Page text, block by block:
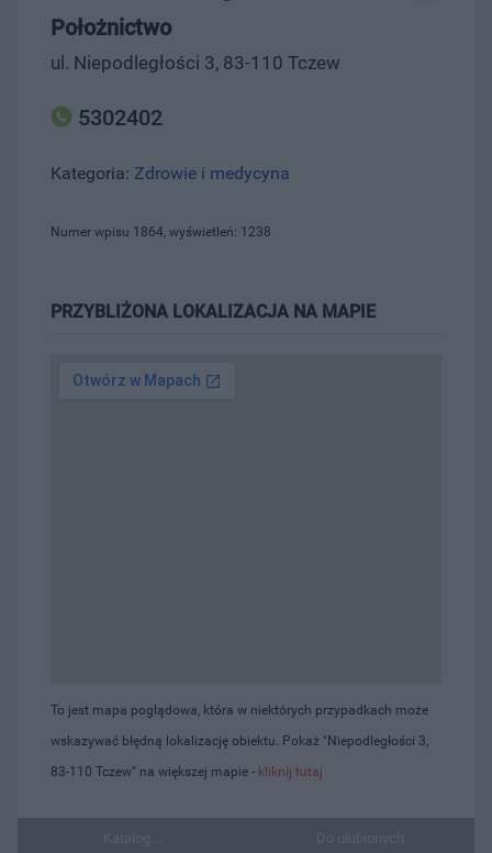
Położnictwo
ul. Niepodległości 3, 83-110 Tczew
5302402
Kategoria: Zdrowie i medycyna
Numer wpisu 1864, wyświetleń: 1238
PRZYBLIŻONA LOKALIZACJA NA MAPIE
To jest mapa poglądowa, która w niektórych przypadkach może
wskazywać błędną lokalizację obiektu. Pokaż "Niepodległości 3,
83-110 Tczew" na większej mapie - kliknij tutaj